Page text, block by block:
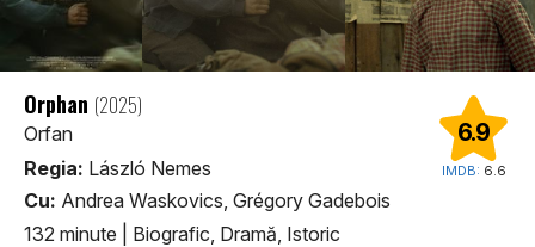
6.9
IMDB: 6.6
Orphan (2025)
Orfan
Regia: László Nemes
Cu: Andrea Waskovics, Grégory Gadebois
132 minute
Biografic, Dramă, Istoric